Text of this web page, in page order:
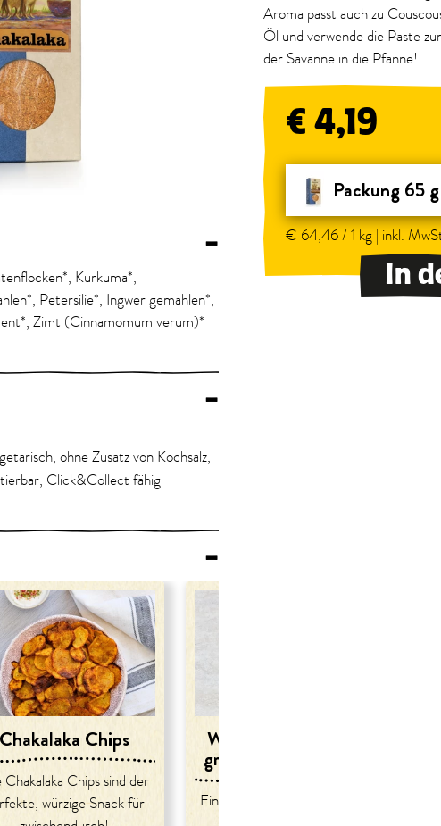
–
Kurkuma*,
Petersilie*, Ingwer gemahlen*,
Zimt (Cinnamomum verum)*
–
ohne Zusatz von Kochsalz,
Click&Collect fähig
–
Chakalaka Chips
Chips sind der
würzige Snack für
Würziger Karfiol mit
grüner Bohnencreme
Ein echtes Wohlfühlessen mit
Aroma passt auch zu
Öl und verwende die Paste
der Savanne in die Pfanne!
€ 4,19
Packung 65 g
€ 64,46 / 1 kg | inkl.
In